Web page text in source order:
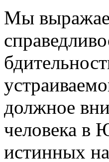
Мы
должное
человека в
истинных